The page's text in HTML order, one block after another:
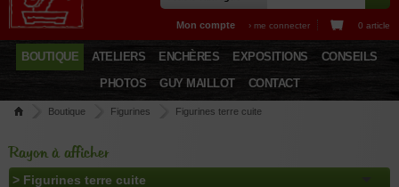
Mon compte › me connecter 0 article
BOUTIQUE ATELIERS ENCHÈRES EXPOSITIONS
CONSEILS
PHOTOS
GUY MAILLOT CONTACT
Boutique Figurines Figurines terre cuite
Rayon à afficher